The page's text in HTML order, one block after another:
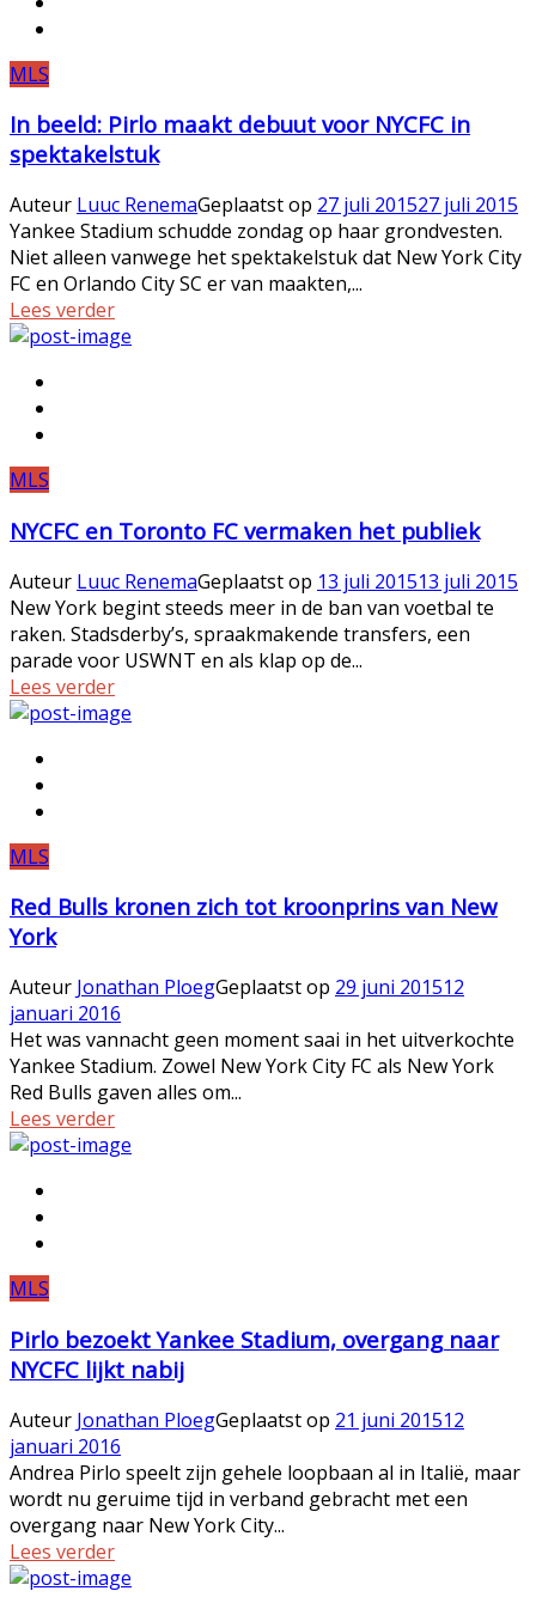
MLS
In beeld: Pirlo maakt debuut voor NYCFC in
spektakelstuk
Auteur Luuc RenemaGeplaatst op 27 juli 201527 juli 2015
Yankee Stadium schudde zondag op haar grondvesten.
Niet alleen vanwege het spektakelstuk dat New York City
FC en Orlando City SC er van maakten,...
Lees verder
MLS
NYCFC en Toronto FC vermaken het publiek
Auteur Luuc RenemaGeplaatst op 13 juli 201513 juli 2015
New York begint steeds meer in de ban van voetbal te
raken. Stadsderby’s, spraakmakende transfers, een
parade voor USWNT en als klap op de...
Lees verder
MLS
Red Bulls kronen zich tot kroonprins van New
York
Auteur Jonathan PloegGeplaatst op 29 juni 201512
januari 2016
Het was vannacht geen moment saai in het uitverkochte
Yankee Stadium. Zowel New York City FC als New York
Red Bulls gaven alles om...
Lees verder
MLS
Pirlo bezoekt Yankee Stadium, overgang naar
NYCFC lijkt nabij
Auteur Jonathan PloegGeplaatst op 21 juni 201512
januari 2016
Andrea Pirlo speelt zijn gehele loopbaan al in Italië, maar
wordt nu geruime tijd in verband gebracht met een
overgang naar New York City...
Lees verder